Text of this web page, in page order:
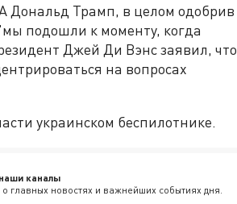
Дональд Трамп, в целом одобрив
подошли к моменту, когда
Джей Ди Вэнс заявил, что
на вопросах
украинском беспилотнике.
каналы
главных новостях и важнейших событиях дня.